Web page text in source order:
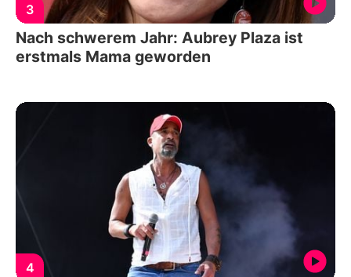
3
Nach schwerem Jahr: Aubrey Plaza ist
erstmals Mama geworden
4